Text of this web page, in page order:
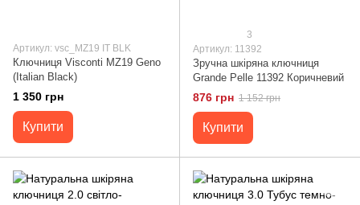
Артикул: vsc_MZ19 IT BLK
Ключниця Visconti MZ19 Geno
(Italian Black)
1 350 грн
Купити
3
Артикул: 11392
Зручна шкіряна ключниця
Grande Pelle 11392 Коричневий
876 грн 1 152 грн
Купити